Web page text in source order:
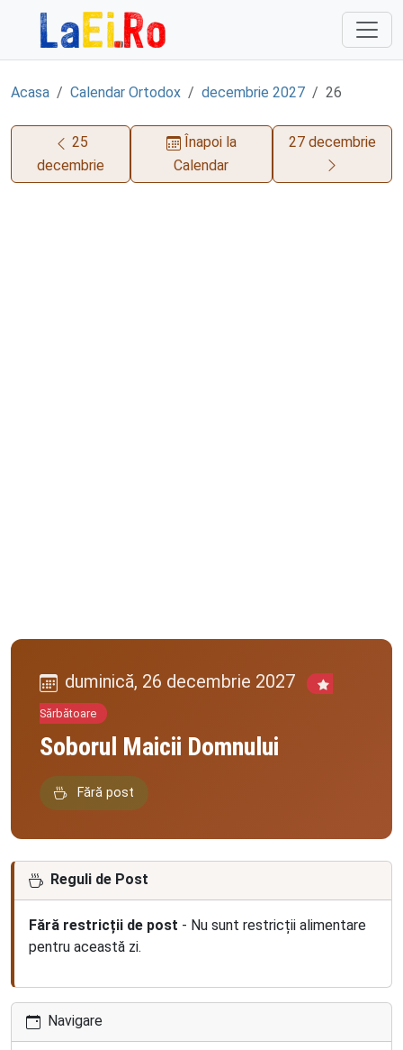
Sari la continut
Acasa Calendar Ortodox decembrie 2027 26
25
decembrie
Înapoi la
Calendar
27 decembrie
duminică, 26 decembrie 2027
Sărbătoare
Soborul Maicii Domnului
Fără post
Reguli de Post
Fără restricții de post - Nu sunt restricții alimentare
pentru această zi.
Navigare